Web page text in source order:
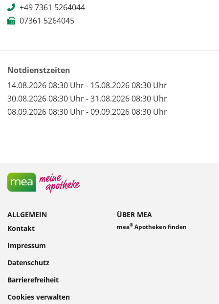
+49 7361 5264044
07361 5264045
Notdienstzeiten
14.08.2026 08:30 Uhr - 15.08.2026 08:30 Uhr
30.08.2026 08:30 Uhr - 31.08.2026 08:30 Uhr
08.09.2026 08:30 Uhr - 09.09.2026 08:30 Uhr
ALLGEMEIN
Kontakt
Impressum
Datenschutz
Barrierefreiheit
Cookies verwalten
ÜBER MEA
mea® Apotheken finden